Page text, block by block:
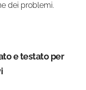
dei problemi.
e testato per